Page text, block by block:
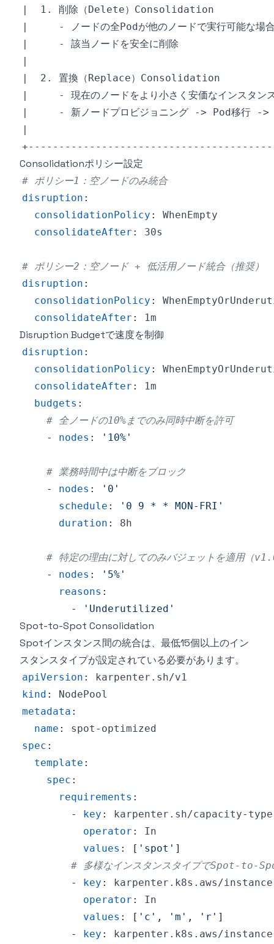
Consolidationポリシー設定
# ポリシー1：空ノードのみ統合
disruption :
consolidationPolicy :
consolidateAfter :
# ポリシー2：空ノード + 低活用ノード統合（推奨）
disruption :
consolidationPolicy :
consolidateAfter :
Disruption Budgetで速度を制御
disruption :
consolidationPolicy :
consolidateAfter :
budgets :
# 全ノードの10%までのみ同時中断を許可
-
nodes : '10%'
# 業務時間中は中断をブロック
-
nodes :
'0'
schedule :
'0 9 * * MON-FRI'
duration :
# 特定の理由に対してのみバジェットを適用（
-
nodes :
'5%'
reasons :
-
'Underutilized'
Spot-to-Spot Consolidation
Spotインスタンス間の統合は、最低15個以上のイン
スタンスタイプが設定されている必要があります。
apiVersion :
kind :
metadata :
name : spot -
spec :
template :
spec :
requirements :
-
key : karpenter.sh/capacity-
operator :
values : [ 'spot' ]
# 多様なインスタンスタイプでSpot-to-
-
key : karpenter.k8s.aws/instance
operator :
values : [ 'c' , 'm' , 'r' ]
-
key : karpenter.k8s.aws/instance